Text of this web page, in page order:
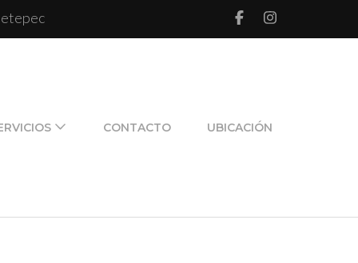
CONTACTO UBICACIÓN